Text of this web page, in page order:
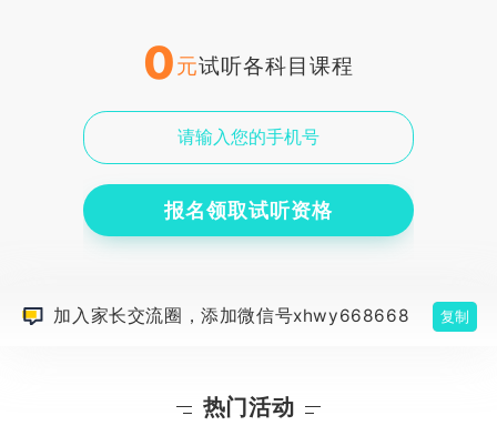
0元试听各科目课程
报名领取试听资格
加入家长交流圈，添加微信号xhwy668668 复制
热门活动